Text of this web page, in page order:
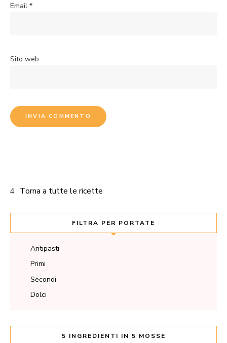
Email *
Sito web
Torna a tutte le ricette
FILTRA PER PORTATE
Antipasti
Primi
Secondi
Dolci
5 INGREDIENTI IN 5 MOSSE